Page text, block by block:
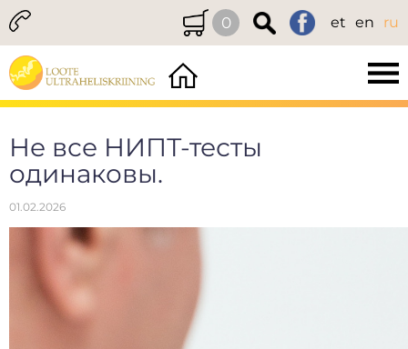
0 et en ru
Не все НИПТ-тесты
одинаковы.
01.02.2026